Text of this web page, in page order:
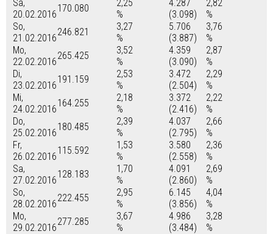
Sa,
20.02.2016
170.080
2,25
%
4.287
(3.098)
2,82
%
So,
21.02.2016
246.821
3,27
%
5.706
(3.887)
3,76
%
Mo,
22.02.2016
265.425
3,52
%
4.359
(3.090)
2,87
%
Di,
23.02.2016
191.159
2,53
%
3.472
(2.504)
2,29
%
Mi,
24.02.2016
164.255
2,18
%
3.372
(2.416)
2,22
%
Do,
25.02.2016
180.485
2,39
%
4.037
(2.795)
2,66
%
Fr,
26.02.2016
115.592
1,53
%
3.580
(2.558)
2,36
%
Sa,
27.02.2016
128.183
1,70
%
4.091
(2.860)
2,69
%
So,
28.02.2016
222.455
2,95
%
6.145
(3.856)
4,04
%
Mo,
29.02.2016
277.285
3,67
%
4.986
(3.484)
3,28
%